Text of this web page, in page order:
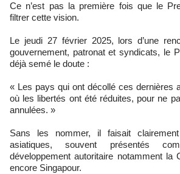
Ce n’est pas la première fois que le
filtrer cette vision.
Le jeudi 27 février 2025, lors d’une
gouvernement, patronat et syndicats, le
déjà semé le doute :
« Les pays qui ont décollé ces dernières
où les libertés ont été réduites, pour ne
annulées. »
Sans les nommer, il faisait
asiatiques, souvent présentés
développement autoritaire notamment la
encore Singapour.